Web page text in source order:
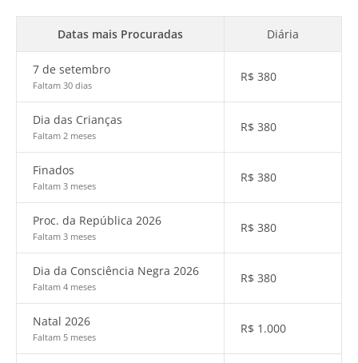
Datas mais Procuradas Diária
7 de setembro
Faltam 30 dias
R$ 380
Dia das Crianças
Faltam 2 meses
R$ 380
Finados
Faltam 3 meses
R$ 380
Proc. da República 2026
Faltam 3 meses
R$ 380
Dia da Consciência Negra 2026
Faltam 4 meses
R$ 380
Natal 2026
Faltam 5 meses
R$ 1.000